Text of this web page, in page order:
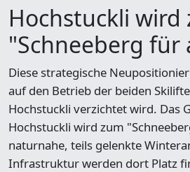
Hochstuckli wird
"Schneeberg für
Diese strategische
auf den Betrieb der beiden
Hochstuckli verzichtet wird. Das
Hochstuckli wird zum
naturnahe, teils gelenkte
Infrastruktur werden dort Platz